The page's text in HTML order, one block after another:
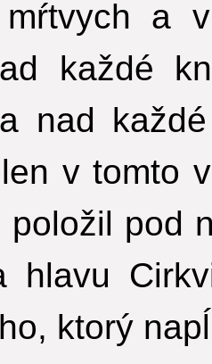
a
každé
nad
v tomto
položil pod
hlavu
ktorý